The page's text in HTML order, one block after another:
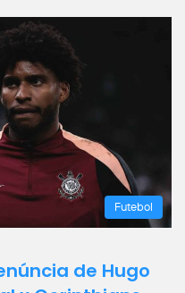
Futebol
de Hugo